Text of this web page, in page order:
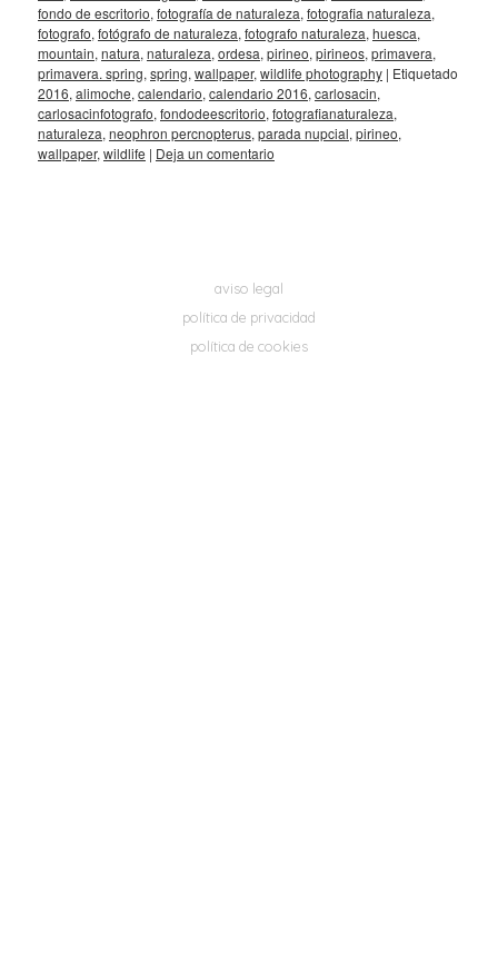
fondo de escritorio, fotografía de naturaleza, fotografia naturaleza,
fotografo, fotógrafo de naturaleza, fotografo naturaleza, huesca,
mountain, natura, naturaleza, ordesa, pirineo, pirineos, primavera,
primavera. spring, spring, wallpaper, wildlife photography | Etiquetado
2016, alimoche, calendario, calendario 2016, carlosacin,
carlosacinfotografo, fondodeescritorio, fotografianaturaleza,
naturaleza, neophron percnopterus, parada nupcial, pirineo,
wallpaper, wildlife | Deja un comentario
aviso legal
política de privacidad
política de cookies